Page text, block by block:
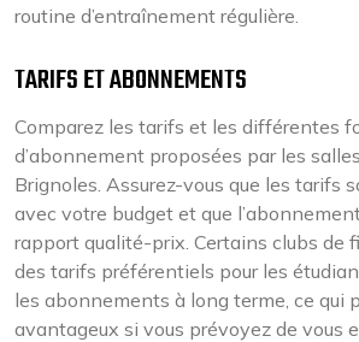
routine d’entraînement régulière.
TARIFS ET ABONNEMENTS
Comparez les tarifs et les différentes
d’abonnement proposées par les
Brignoles. Assurez-vous que les tarifs
avec votre budget et que
rapport qualité-prix. Certains clubs de
des tarifs préférentiels pour les
les abonnements à long terme, ce qui
avantageux si vous prévoyez de vous